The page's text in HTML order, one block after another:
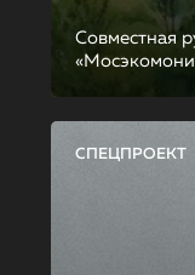
Совместная
СПЕЦПРОЕКТ